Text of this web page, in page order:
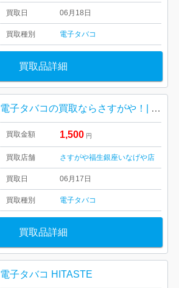
買取日 06月18日
買取種別 電子タバコ
買取品詳細
電子タバコの買取ならさすがや！| 福生市北田園| IQOS イルマ 限定色
買取金額 1,500 円
買取店舗 さすがや福生銀座いなげや店
買取日 06月17日
買取種別 電子タバコ
買取品詳細
電子タバコ HITASTE